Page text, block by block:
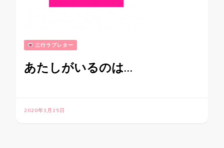
三行ラブレター
あたしがいるのは…
2020年1月25日